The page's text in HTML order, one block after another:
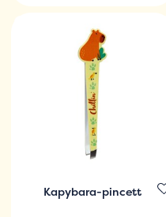
Kapybara-pincett